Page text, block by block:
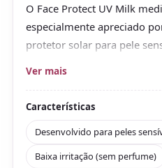
O Face Protect UV Milk
especialmente apreciado
protetor solar para pele
Sem perfume, sem álcool
usa-se bem mesmo em
pele está instável. Embora a
seja bem alta, quase não
Ver mais
Características
Desenvolvido para peles
Baixa irritação (sem perfume)